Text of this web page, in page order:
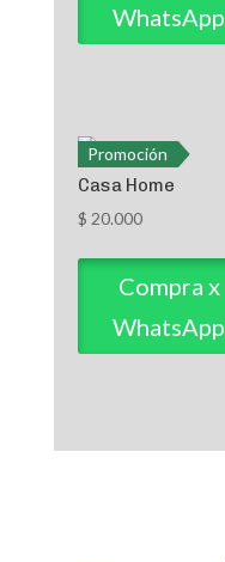
WhatsApp
Promoción
Casa Home
$ 20.000
Compra x
WhatsApp